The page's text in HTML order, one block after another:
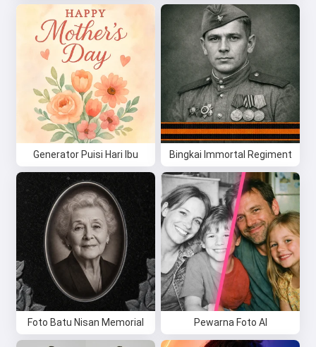
Generator Puisi Hari Ibu Bingkai Immortal Regiment
Foto Batu Nisan Memorial Pewarna Foto AI